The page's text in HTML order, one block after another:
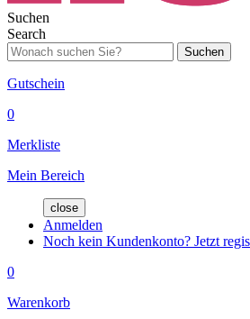
Suchen
Search
Suchen
Gutschein
0
Merkliste
Mein Bereich
close
Anmelden
Noch kein Kundenkonto? Jetzt
0
Warenkorb